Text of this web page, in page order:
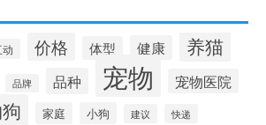
价格 体型 健康 养猫
品牌 品种 宠物 宠物医院
家庭 小狗 建议 快递